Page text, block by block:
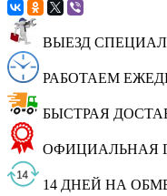
ВЫЕЗД
РАБОТАЕМ
БЫСТРАЯ
ОФИЦИАЛЬНАЯ
14 ДНЕЙ НА